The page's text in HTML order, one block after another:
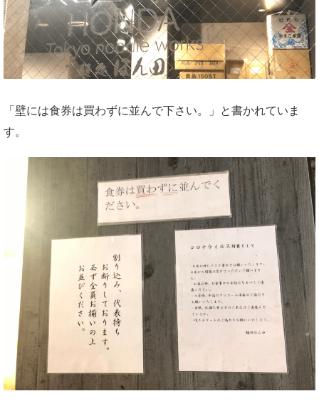
「壁には食券は買わずに並んで下さい。」と書かれていま
す。